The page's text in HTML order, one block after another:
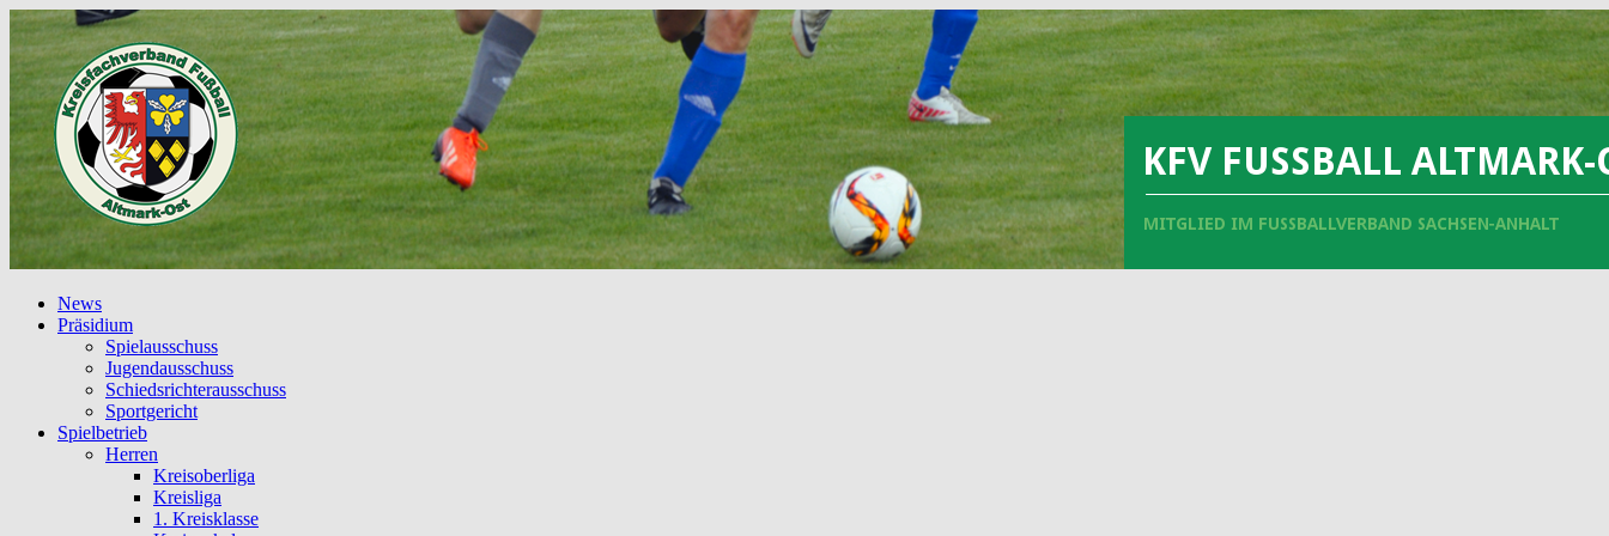
News
Präsidium
Spielausschuss
Jugendausschuss
Schiedsrichterausschuss
Sportgericht
Spielbetrieb
Herren
Kreisoberliga
Kreisliga
1. Kreisklasse